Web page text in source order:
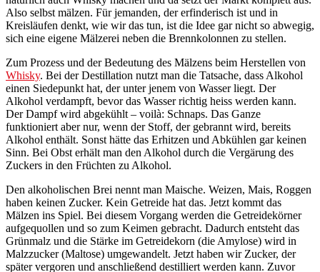
Also selbst mälzen. Für jemanden, der erfinderisch ist und in
Kreisläufen denkt, wie wir das tun, ist die Idee gar nicht so abwegig,
sich eine eigene Mälzerei neben die Brennkolonnen zu stellen.
Zum Prozess und der Bedeutung des Mälzens beim Herstellen von
Whisky. Bei der Destillation nutzt man die Tatsache, dass Alkohol
einen Siedepunkt hat, der unter jenem von Wasser liegt. Der
Alkohol verdampft, bevor das Wasser richtig heiss werden kann.
Der Dampf wird abgekühlt – voilà: Schnaps. Das Ganze
funktioniert aber nur, wenn der Stoff, der gebrannt wird, bereits
Alkohol enthält. Sonst hätte das Erhitzen und Abkühlen gar keinen
Sinn. Bei Obst erhält man den Alkohol durch die Vergärung des
Zuckers in den Früchten zu Alkohol.
Den alkoholischen Brei nennt man Maische. Weizen, Mais, Roggen
haben keinen Zucker. Kein Getreide hat das. Jetzt kommt das
Mälzen ins Spiel. Bei diesem Vorgang werden die Getreidekörner
aufgequollen und so zum Keimen gebracht. Dadurch entsteht das
Grünmalz und die Stärke im Getreidekorn (die Amylose) wird in
Malzzucker (Maltose) umgewandelt. Jetzt haben wir Zucker, der
später vergoren und anschließend destilliert werden kann. Zuvor